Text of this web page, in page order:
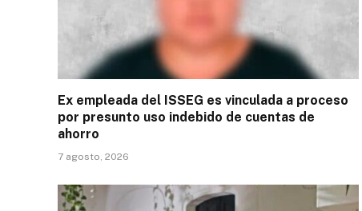
Ex empleada del ISSEG es vinculada a proceso
por presunto uso indebido de cuentas de
ahorro
7 agosto, 2026